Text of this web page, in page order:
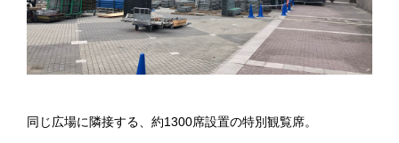
同じ広場に隣接する、約1300席設置の特別観覧席。